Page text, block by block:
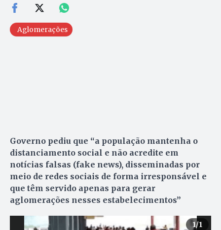
Aglomerações
Governo pediu que “a população mantenha o
distanciamento social e não acredite em
notícias falsas (fake news), disseminadas por
meio de redes sociais de forma irresponsável e
que têm servido apenas para gerar
aglomerações nesses estabelecimentos”
1/1